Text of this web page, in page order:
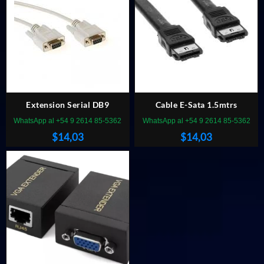
Extension Serial DB9
$14,03
WhatsApp al +54 9 2614 85-5362
Cable E-Sata 1.5mtrs
$14,03
WhatsApp al +54 9 2614 85-5362